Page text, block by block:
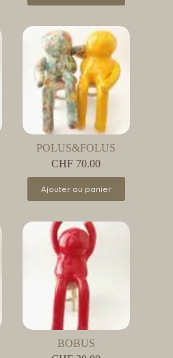
POLUS&FOLUS
CHF 70.00
Ajouter au panier
BOBUS